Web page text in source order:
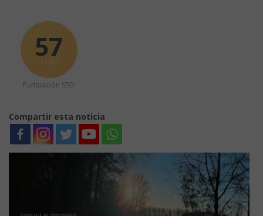
57
/ 100
Puntuación SEO
Compartir esta noticia